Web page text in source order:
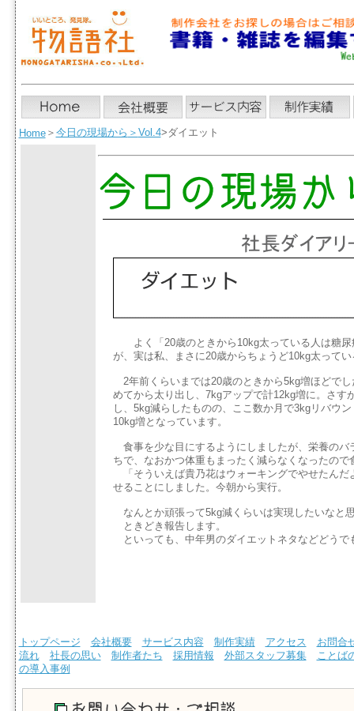
Home＞ 今日の現場から ＞ Vol.4>ダイエット
よく「20歳のときから10kg太っている人は糖尿
が、実は私、まさに20歳からちょうど10kg太って
2年前くらいまでは20歳のときから5kg増ほどで
めてから太り出し、7kgアップで計12kg増に。さす
し、5kg減らしたものの、ここ数か月で3kgリバウ
10kg増となっています。
食事を少な目にするようにしましたが、栄養のバ
ちで、なおかつ体重もまったく減らなくなったので
「そういえば貴乃花はウォーキングでやせたんだ
せることにしました。今朝から実行。
なんとか頑張って5kg減くらいは実現したいなと
ときどき報告します。
といっても、中年男のダイエットネタなどどうで
トップページ 会社概要 サービス内容 制作実績 アクセス
お問合
流れ
社長の思い 制作者たち 採用情報 外部スタッフ募集
ことば
の導入事例